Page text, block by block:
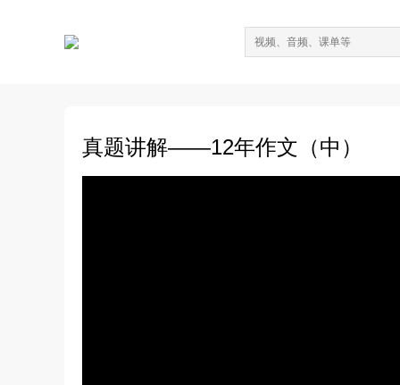
真题讲解——12年作文（中）